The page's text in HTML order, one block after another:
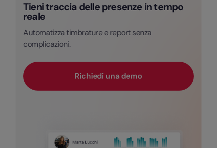
Tieni traccia delle presenze in tempo
reale
Automatizza timbrature e report senza
complicazioni.
Richiedi una demo